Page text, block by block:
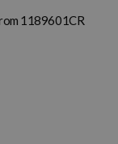
1189601CR